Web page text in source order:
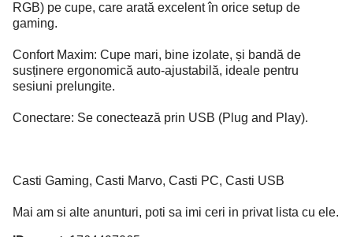
RGB) pe cupe, care arată excelent în orice setup de
gaming.
Confort Maxim: Cupe mari, bine izolate, și bandă de
susținere ergonomică auto-ajustabilă, ideale pentru
sesiuni prelungite.
Conectare: Se conectează prin USB (Plug and Play).
Casti Gaming, Casti Marvo, Casti PC, Casti USB
Mai am si alte anunturi, poti sa imi ceri in privat lista cu ele.